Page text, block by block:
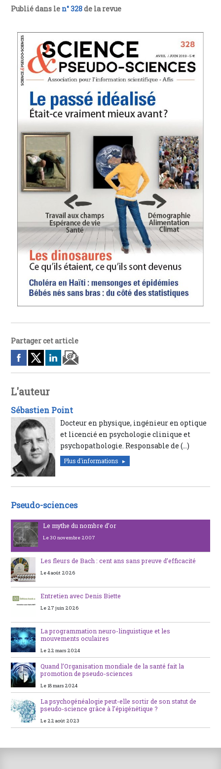
Publié dans le n° 328de la revue
Partager cet article
L'auteur
Sébastien Point
Docteur en physique, ingénieur en optique
et licencié en psychologie clinique et
psychopathologie. Responsable de (…)
Plus d'informations
Pseudo-sciences
Le mythe du nombre d’or
Le 30 novembre 2007
Les fleurs de Bach : cent ans sans preuve d’efficacité
Le 4 août 2026
Entretien avec Denis Biette
Le 27 juin 2026
La programmation neuro-linguistique et les
mouvements oculaires
Le 22 mars 2024
Quand l’Organisation mondiale de la santé fait la
promotion de pseudo-sciences
Le 18 mars 2024
La psychogénéalogie peut-elle sortir de son statut de
pseudo-science grâce à l’épigénétique ?
Le 22 août 2023